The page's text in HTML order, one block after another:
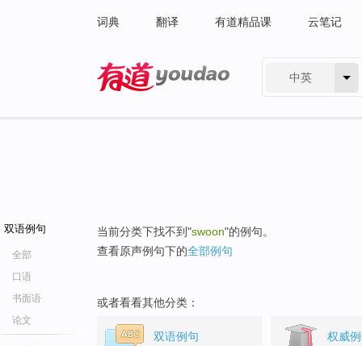
词典 翻译 有道精品课 云笔记
中英
双语例句
全部
口语
书面语
论文
当前分类下找不到"swoon"的例句。
查看原声例句下的全部例句
或者看看其他分类：
双语例句 权威